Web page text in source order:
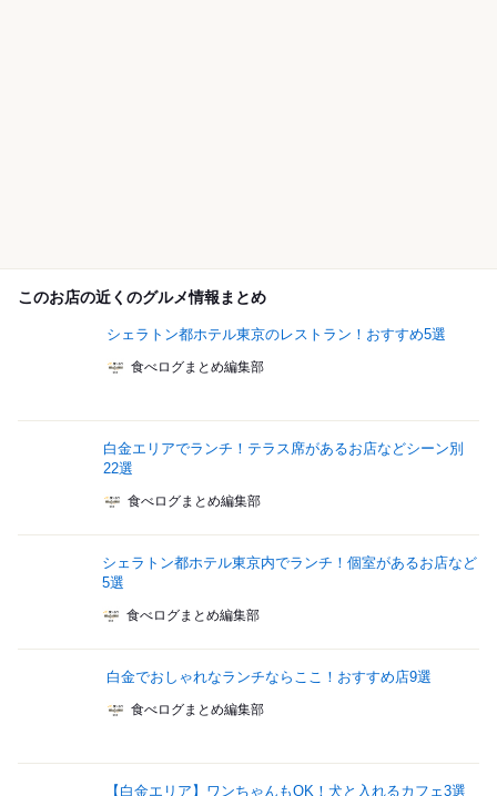
このお店の近くのグルメ情報まとめ
シェラトン都ホテル東京のレストラン！おすすめ5選
食べログまとめ編集部
白金エリアでランチ！テラス席があるお店などシーン別
22選
食べログまとめ編集部
シェラトン都ホテル東京内でランチ！個室があるお店など
5選
食べログまとめ編集部
白金でおしゃれなランチならここ！おすすめ店9選
食べログまとめ編集部
【白金エリア】ワンちゃんもOK！犬と入れるカフェ3選